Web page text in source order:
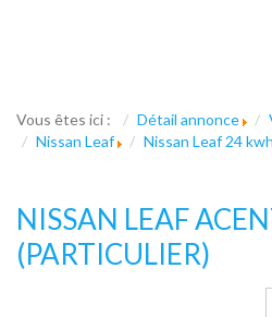
Vous êtes ici : Détail annonce
Nissan Leaf
Nissan Leaf 24 kwh
NISSAN LEAF
(PARTICULIER)